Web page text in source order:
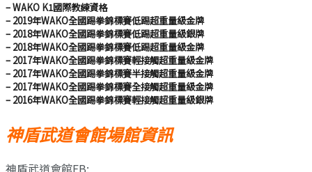
– WAKO K1國際教練資格
– 2019年WAKO全國踢拳錦標賽低踢超重量級金牌
– 2018年WAKO全國踢拳錦標賽低踢超重量級銀牌
– 2018年WAKO全國踢拳錦標賽低踢超重量級金牌
– 2017年WAKO全國踢拳錦標賽輕接觸超重量級金牌
– 2017年WAKO全國踢拳錦標賽半接觸超重量級金牌
– 2017年WAKO全國踢拳錦標賽全接觸超重量級金牌
– 2016年WAKO全國踢拳錦標賽輕接觸超重量級銀牌
神盾武道會館場館資訊